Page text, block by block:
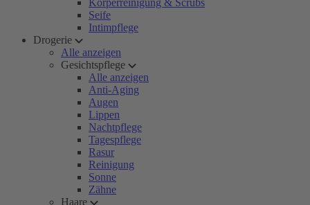
Körperreinigung & Scrubs
Seife
Intimpflege
Drogerie
Alle anzeigen
Gesichtspflege
Alle anzeigen
Anti-Aging
Augen
Lippen
Nachtpflege
Tagespflege
Rasur
Reinigung
Sonne
Zähne
Haare